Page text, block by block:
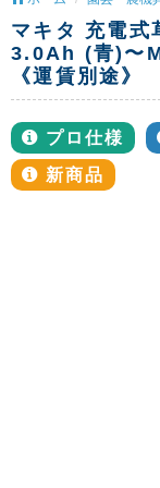
マキタ 充電
3.0Ah (青)〜
《運賃別途》
プロ仕様
新商品